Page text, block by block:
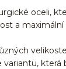
oceli,
a
variantu, která